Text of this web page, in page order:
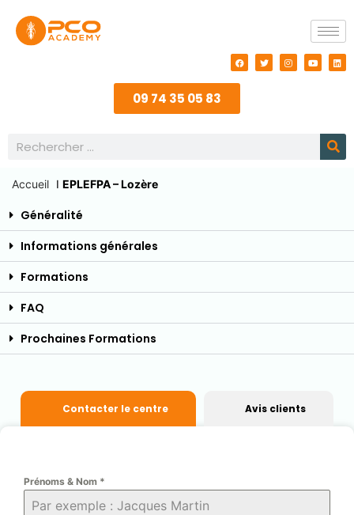
09 74 35 05 83
Accueil I EPLEFPA – Lozère
Généralité
Informations générales
Formations
FAQ
Prochaines Formations
Contacter le centre Avis clients
Prénoms & Nom *